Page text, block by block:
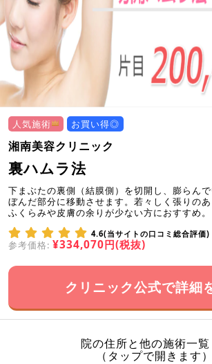
人気施術 お買い得◎
湘南美容クリニック
裏ハムラ法
下まぶたの裏側（結膜側）を切開し、膨らん
ぼんだ部分に移動させます。若々しく張りのあ
ふくらみや皮膚の余りが少ない方におすすめ。
4.6(当サイトの口コミ総合評価)
参考価格: ¥334,070円(税抜)
クリニック公式で詳細
院の住所と他の施術一
（タップで開きます）